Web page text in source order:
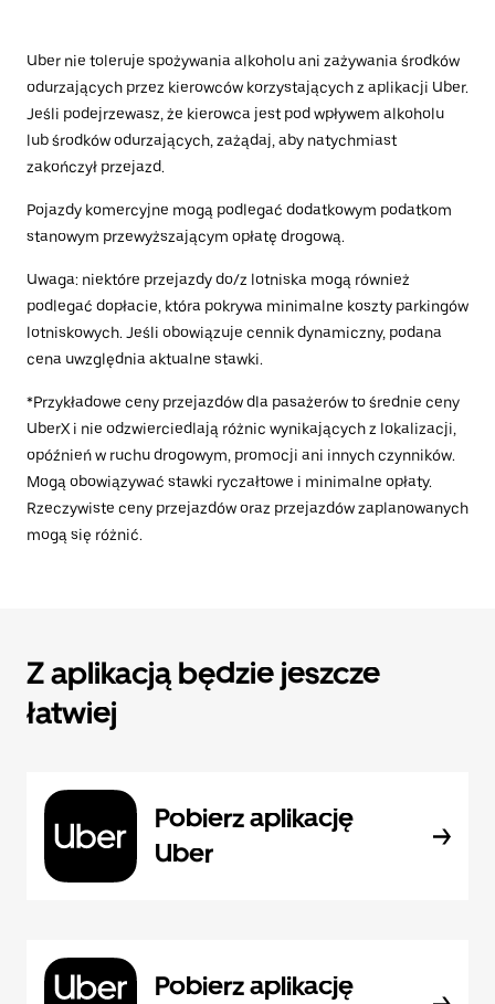
Uber nie toleruje spożywania alkoholu ani zażywania środków
odurzających przez kierowców korzystających z aplikacji Uber.
Jeśli podejrzewasz, że kierowca jest pod wpływem alkoholu
lub środków odurzających, zażądaj, aby natychmiast
zakończył przejazd.
Pojazdy komercyjne mogą podlegać dodatkowym podatkom
stanowym przewyższającym opłatę drogową.
Uwaga: niektóre przejazdy do/z lotniska mogą również
podlegać dopłacie, która pokrywa minimalne koszty parkingów
lotniskowych. Jeśli obowiązuje cennik dynamiczny, podana
cena uwzględnia aktualne stawki.
*Przykładowe ceny przejazdów dla pasażerów to średnie ceny
UberX i nie odzwierciedlają różnic wynikających z lokalizacji,
opóźnień w ruchu drogowym, promocji ani innych czynników.
Mogą obowiązywać stawki ryczałtowe i minimalne opłaty.
Rzeczywiste ceny przejazdów oraz przejazdów zaplanowanych
mogą się różnić.
Z aplikacją będzie jeszcze
łatwiej
Pobierz aplikację
Uber
Pobierz aplikację